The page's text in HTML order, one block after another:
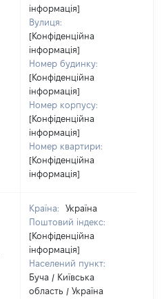
інформація]
Вулиця:
[Конфіденційна
інформація]
Номер будинку:
[Конфіденційна
інформація]
Номер корпусу:
[Конфіденційна
інформація]
Номер квартири:
[Конфіденційна
інформація]
Країна:
Україна
Поштовий індекс:
[Конфіденційна
інформація]
Населений пункт:
Буча / Київська
область / Україна